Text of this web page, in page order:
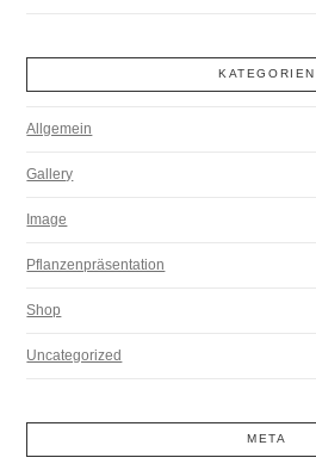
KATEGORIEN
Allgemein
Gallery
Image
Pflanzenpräsentation
Shop
Uncategorized
META